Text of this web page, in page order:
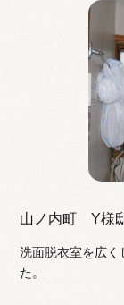
山ノ内町 Y様
洗面脱衣室を広く
た。